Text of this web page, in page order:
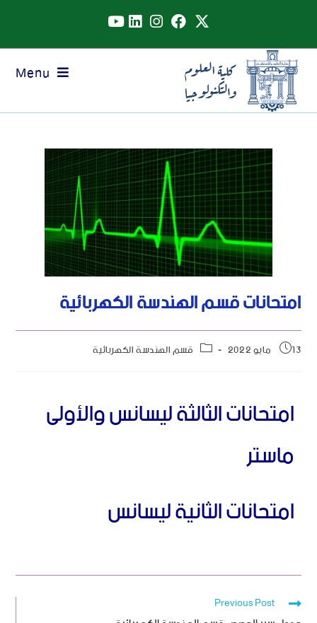
Menu
امتحانات قسم الهندسة الكهربائية
13 مايو 2022 قسم الهندسة الكهربائية
امتحانات الثالثة ليسانس والأولى
ماستر
امتحانات الثانية ليسانس
Previous Post